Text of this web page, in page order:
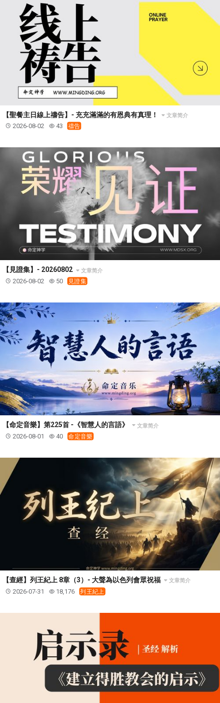
【聖餐主日線上禱告】- 充充滿滿的有恩典有真理！ 文章简介
2026-08-02 43 禱告
【見證集】- 20260802 文章简介
2026-08-02 50 見證集
【命定音樂】第225首 -《智慧人的言語》 文章简介
2026-08-01 40 命定音樂
【查經】列王紀上 8章（3）- 大聲為以色列會眾祝福 文章简介
2026-07-31 18,176 列王紀上